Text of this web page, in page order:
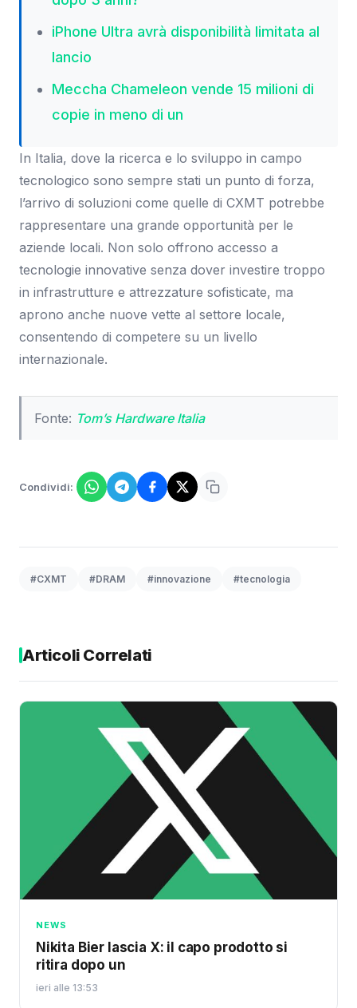
iPhone Ultra avrà disponibilità limitata al
lancio
Meccha Chameleon vende 15 milioni di
copie in meno di un
In Italia, dove la ricerca e lo sviluppo in campo
tecnologico sono sempre stati un punto di forza,
l’arrivo di soluzioni come quelle di CXMT potrebbe
rappresentare una grande opportunità per le
aziende locali. Non solo offrono accesso a
tecnologie innovative senza dover investire troppo
in infrastrutture e attrezzature sofisticate, ma
aprono anche nuove vette al settore locale,
consentendo di competere su un livello
internazionale.
Fonte: Tom’s Hardware Italia
Condividi:
#CXMT #DRAM #innovazione #tecnologia
Articoli Correlati
NEWS
Nikita Bier lascia X: il capo prodotto si
ritira dopo un
ieri alle 13:53